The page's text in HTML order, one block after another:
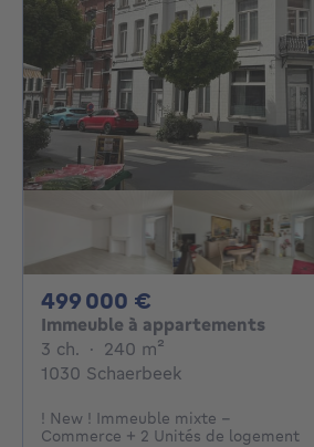
499 000 €
Immeuble à appartements
3 ch. 3 chambres
· 240 m²
1030 Schaerbeek
! New ! Immeuble mixte -
Commerce + 2 Unités de logement